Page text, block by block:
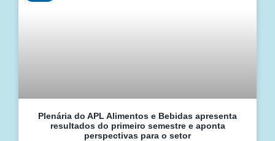
Plenária do APL Alimentos e Bebidas apresenta
resultados do primeiro semestre e aponta
perspectivas para o setor